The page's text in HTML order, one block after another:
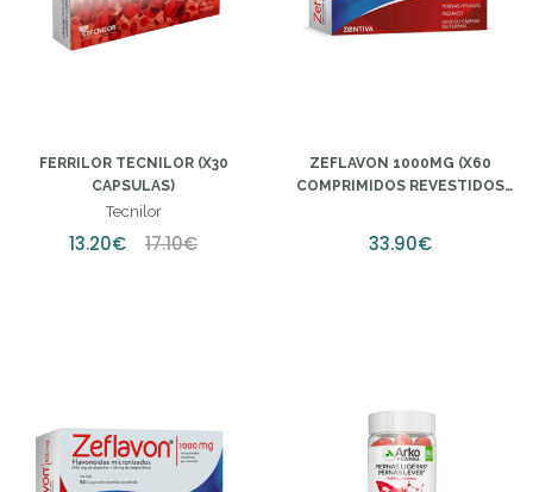
FERRILOR TECNILOR (X30
CAPSULAS)
Tecnilor
13.20€ 17.10€
ZEFLAVON 1000MG (X60
COMPRIMIDOS REVESTIDOS
33.90€